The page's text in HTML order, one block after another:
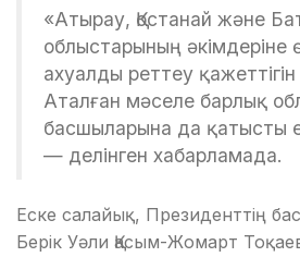
«Атырау, Қостанай және
облыстарының әкімдеріне
ахуалды реттеу қажеттігін
Аталған мәселе барлық
басшыларына да қатысты
— делінген хабарламада.
Еске салайық, Президенттің
Берік Уәли Қасым-Жомарт